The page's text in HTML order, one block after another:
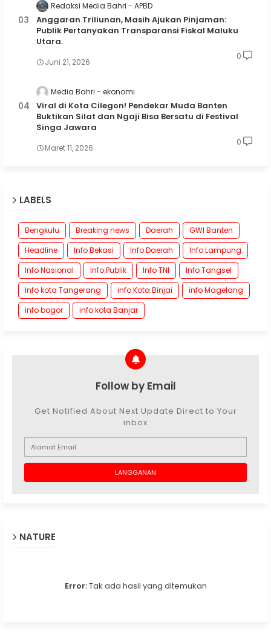
Redaksi Media Bahri APBD
Anggaran Triliunan, Masih Ajukan Pinjaman:
Publik Pertanyakan Transparansi Fiskal Maluku
Utara.
Juni 21, 2026
0
Media Bahri ekonomi
Viral di Kota Cilegon! Pendekar Muda Banten
Buktikan Silat dan Ngaji Bisa Bersatu di Festival
Singa Jawara
Maret 11, 2026
0
LABELS
Bengkulu Breaking news Daerah
GWI Banten
Headline
Info Bekasi Info Daerah
Info Lampung
Info Nasional
Info Publik Info TNI
Info Tangsel
Info kota Tangerang
info Kota Binjai
info Magelang
info bogor
info kota Banjar
Follow by Email
Get Notified About Next Update Direct to Your
inbox
NATURE
Error:Tak ada hasil yang ditemukan